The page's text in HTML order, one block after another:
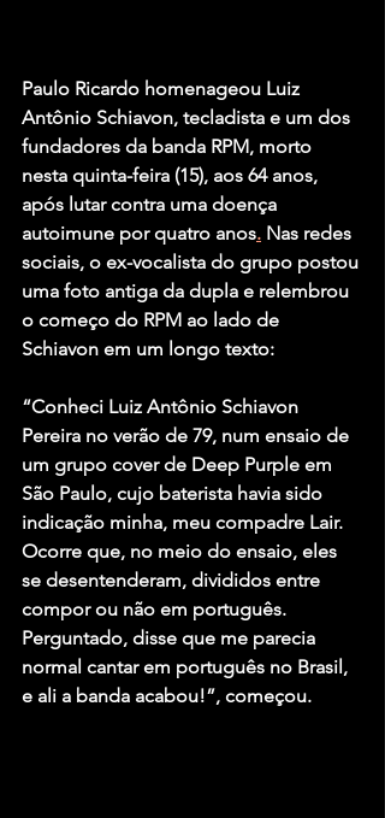
Paulo Ricardo homenageou Luiz
Antônio Schiavon, tecladista e um dos
fundadores da banda RPM, morto
nesta quinta-feira (15), aos 64 anos,
após lutar contra uma doença
autoimune por quatro anos. Nas redes
sociais, o ex-vocalista do grupo postou
uma foto antiga da dupla e relembrou
o começo do RPM ao lado de
Schiavon em um longo texto:
“Conheci Luiz Antônio Schiavon
Pereira no verão de 79, num ensaio de
um grupo cover de Deep Purple em
São Paulo, cujo baterista havia sido
indicação minha, meu compadre Lair.
Ocorre que, no meio do ensaio, eles
se desentenderam, divididos entre
compor ou não em português.
Perguntado, disse que me parecia
normal cantar em português no Brasil,
e ali a banda acabou!”, começou.